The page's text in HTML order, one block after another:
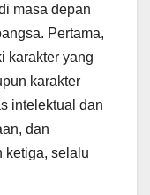
masa depan
Pertama,
karakter yang
karakter
intelektual dan
dan
ketiga, selalu